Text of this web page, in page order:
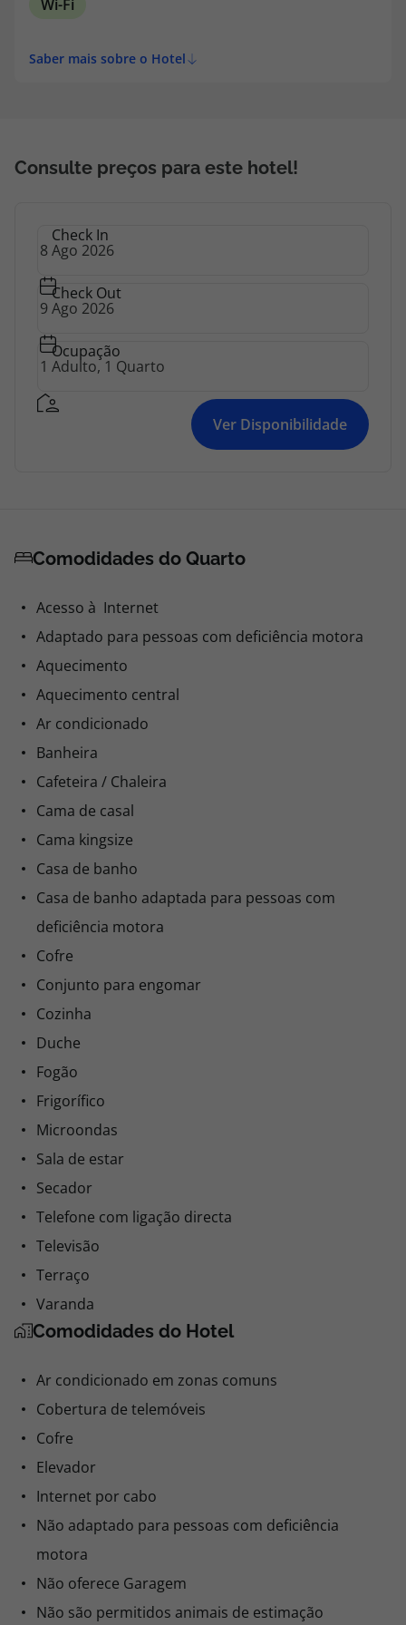
topatlantico@topatlantico.com
Wi-Fi
Saber mais sobre o Hotel
Consulte preços para este hotel!
Check In
Check Out
Ocupação
Ver Disponibilidade
Comodidades do Quarto
Acesso à Internet
Adaptado para pessoas com deficiência motora
Aquecimento
Aquecimento central
Ar condicionado
Banheira
Cafeteira / Chaleira
Cama de casal
Cama kingsize
Casa de banho
Casa de banho adaptada para pessoas com
deficiência motora
Cofre
Conjunto para engomar
Cozinha
Duche
Fogão
Frigorífico
Microondas
Sala de estar
Secador
Telefone com ligação directa
Televisão
Terraço
Varanda
Comodidades do Hotel
Ar condicionado em zonas comuns
Cobertura de telemóveis
Cofre
Elevador
Internet por cabo
Não adaptado para pessoas com deficiência
motora
Não oferece Garagem
Não são permitidos animais de estimação